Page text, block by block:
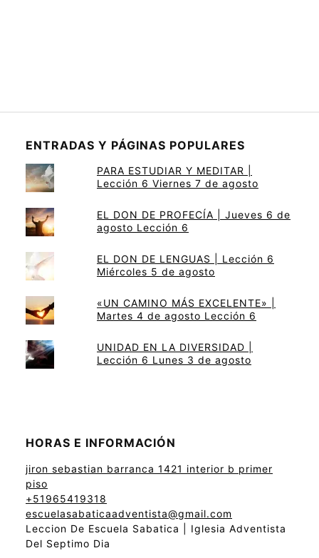
ENTRADAS Y PÁGINAS POPULARES
PARA ESTUDIAR Y MEDITAR |
Lección 6 Viernes 7 de agosto
EL DON DE PROFECÍA | Jueves 6 de
agosto Lección 6
EL DON DE LENGUAS | Lección 6
Miércoles 5 de agosto
«UN CAMINO MÁS EXCELENTE» |
Martes 4 de agosto Lección 6
UNIDAD EN LA DIVERSIDAD |
Lección 6 Lunes 3 de agosto
HORAS E INFORMACIÓN
jiron sebastian barranca 1421 interior b primer
piso
+51965419318
escuelasabaticaadventista@gmail.com
Leccion De Escuela Sabatica | Iglesia Adventista
Del Septimo Dia